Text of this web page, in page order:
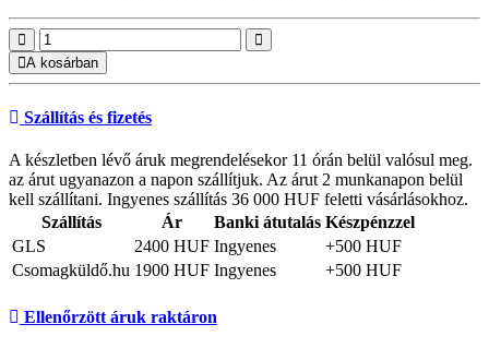
A kosárban
Szállítás és fizetés
A készletben lévő áruk megrendelésekor 11 órán belül valósul meg.
az árut ugyanazon a napon szállítjuk. Az árut 2 munkanapon belül
kell szállítani. Ingyenes szállítás 36 000 HUF feletti vásárlásokhoz.
Szállítás
Ár Banki átutalás Készpénzzel
GLS
2400 HUF Ingyenes
+500 HUF
Csomagküldő.hu 1900 HUF Ingyenes +500 HUF
Ellenőrzött áruk raktáron